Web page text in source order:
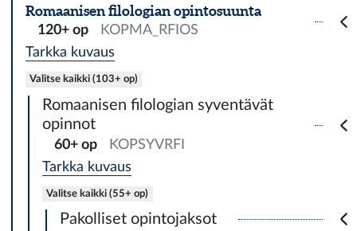
Romaanisen filologian opintosuunta
120+ op
KOPMA_RFIOS
Tarkka kuvaus
Valitse kaikki (103+ op)
Romaanisen filologian syventävät
opinnot
60+ op
KOPSYVRFI
Tarkka kuvaus
Valitse kaikki (55+ op)
Pakolliset opintojaksot